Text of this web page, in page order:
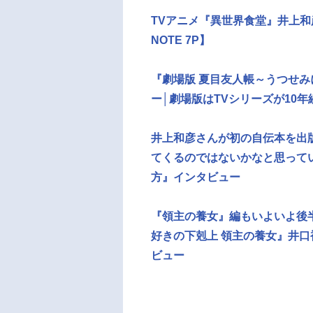
TVアニメ『異世界食堂』井上
NOTE 7P】
『劇場版 夏目友人帳～うつせ
ー│劇場版はTVシリーズが10年
井上和彦さんが初の自伝本を出
てくるのではないかなと思っ
方』インタビュー
『領主の養女』編もいよいよ
好きの下剋上 領主の養女』井
ビュー